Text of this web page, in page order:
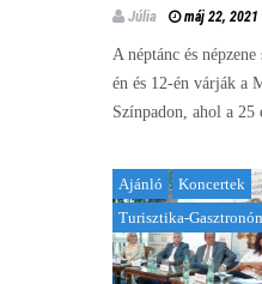
Júlia máj 22, 2021
A néptánc és
én és 12-én várják a
Színpadon, ahol a 25
Ajánló
Koncertek
Turisztika-